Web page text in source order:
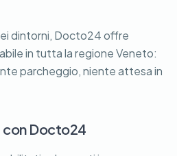
dintorni, Docto24 offre
in tutta la regione Veneto:
parcheggio, niente attesa in
con Docto24